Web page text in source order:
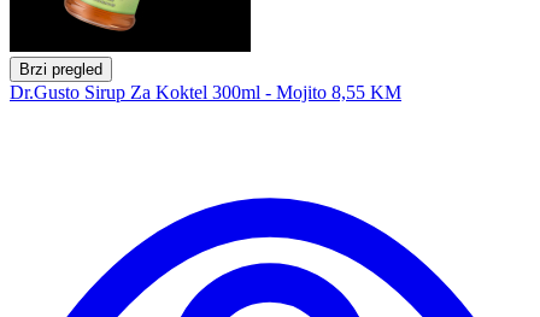
Brzi pregled
Dr.Gusto Sirup Za Koktel 300ml - Mojito 8,55 KM